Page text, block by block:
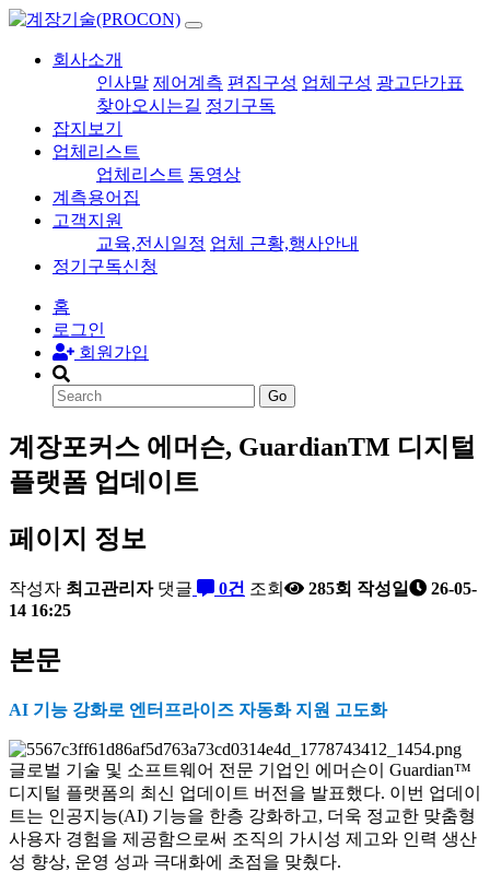
회사소개
인사말 제어계측 편집구성 업체구성 광고단가표
찾아오시는길 정기구독
잡지보기
업체리스트
업체리스트 동영상
계측용어집
고객지원
교육,전시일정 업체 근황,행사안내
정기구독신청
홈
로그인
회원가입
Go
계장포커스 에머슨, GuardianTM 디지털
플랫폼 업데이트
페이지 정보
작성자 최고관리자 댓글 0건 조회 285회 작성일
26-05-
14 16:25
본문
AI 기능 강화로 엔터프라이즈 자동화 지원 고도화
글로벌 기술 및 소프트웨어 전문 기업인 에머슨이 Guardian™
디지털 플랫폼의 최신 업데이트 버전을 발표했다. 이번 업데이
트는 인공지능(AI) 기능을 한층 강화하고, 더욱 정교한 맞춤형
사용자 경험을 제공함으로써 조직의 가시성 제고와 인력 생산
성 향상, 운영 성과 극대화에 초점을 맞췄다.